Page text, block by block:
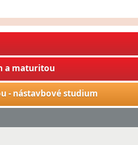
a maturitou
- nástavbové studium